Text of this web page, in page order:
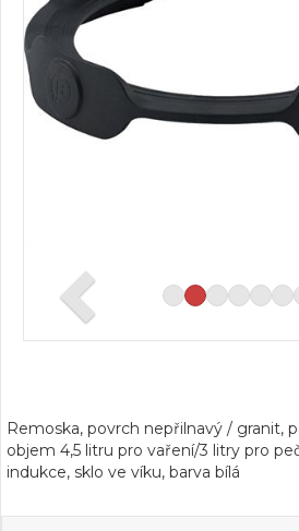
Remoska, povrch nepřilnavý / granit,
objem 4,5 litru pro vaření/3 litry pro
indukce, sklo ve víku, barva bílá